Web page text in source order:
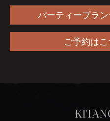
パーティープラ
ご予約は